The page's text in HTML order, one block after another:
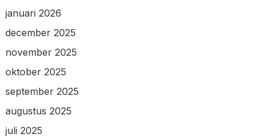
januari 2026
december 2025
november 2025
oktober 2025
september 2025
augustus 2025
juli 2025